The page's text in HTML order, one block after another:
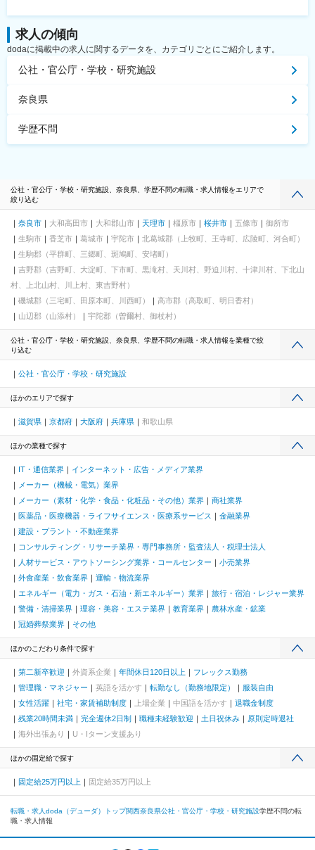
求人の傾向
dodaに掲載中の求人に関するデータを、カテゴリごとにご紹介します。
公社・官公庁・学校・研究施設
奈良県
学歴不問
公社・官公庁・学校・研究施設、奈良県、学歴不問の転職・求人情報をエリアで
絞り込む
奈良市 大和高田市 大和郡山市 天理市 橿原市 桜井市 五條市
御所市
生駒市
香芝市 葛城市 宇陀市
北葛城郡（上牧町、王寺町、広陵町、河合町）
生駒郡（平群町、三郷町、斑鳩町、安堵町）
吉野郡（吉野町、大淀町、下市町、黒滝村、天川村、野迫川村、十津川村、下北山
村、上北山村、川上村、東吉野村）
磯城郡（三宅町、田原本町、川西町）
高市郡（高取町、明日香村）
山辺郡（山添村）
宇陀郡（曽爾村、御杖村）
公社・官公庁・学校・研究施設、奈良県、学歴不問の転職・求人情報を業種で絞
り込む
公社・官公庁・学校・研究施設
ほかのエリアで探す
滋賀県 京都府 大阪府 兵庫県 和歌山県
ほかの業種で探す
IT・通信業界
インターネット・広告・メディア業界
メーカー（機械・電気）業界
メーカー（素材・化学・食品・化粧品・その他）業界
商社業界
医薬品・医療機器・ライフサイエンス・医療系サービス
金融業界
建設・プラント・不動産業界
コンサルティング・リサーチ業界・専門事務所・監査法人・税理士法人
人材サービス・アウトソーシング業界・コールセンター
小売業界
外食産業・飲食業界
運輸・物流業界
エネルギー（電力・ガス・石油・新エネルギー）業界
旅行・宿泊・レジャー業界
警備・清掃業界
理容・美容・エステ業界 教育業界
農林水産・鉱業
冠婚葬祭業界
その他
ほかのこだわり条件で探す
第二新卒歓迎 外資系企業 年間休日120日以上
フレックス勤務
管理職・マネジャー
英語を活かす 転勤なし（勤務地限定）
服装自由
女性活躍
社宅・家賃補助制度 上場企業 中国語を活かす
退職金制度
残業20時間未満
完全週休2日制 職種未経験歓迎 土日祝休み
原則定時退社
海外出張あり
U・Iターン支援あり
ほかの固定給で探す
固定給25万円以上 固定給35万円以上
転職・求人doda（デューダ）トップ関西奈良県公社・官公庁・学校・研究施設学歴不問の転
職・求人情報